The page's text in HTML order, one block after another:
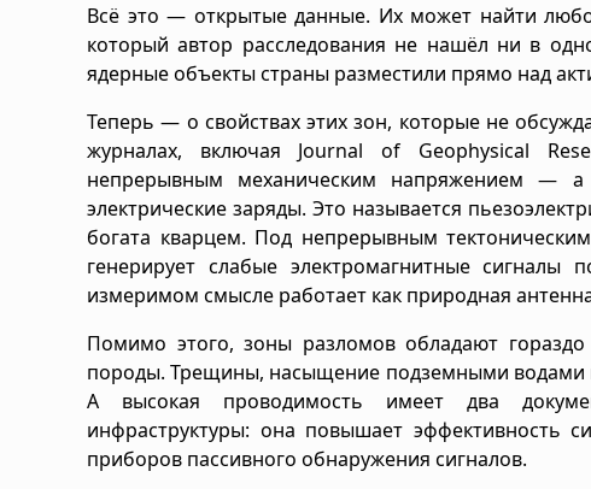
Всё это — открытые данные. Их может найти
который автор расследования не нашёл ни в
ядерные объекты страны разместили прямо над
Теперь — о свойствах этих зон, которые не
журналах, включая Journal of Geophysical
непрерывным механическим напряжением —
электрические заряды. Это называется
богата кварцем. Под непрерывным
генерирует слабые электромагнитные
измеримом смысле работает как природная
Помимо этого, зоны разломов обладают
породы. Трещины, насыщение подземными водами
А высокая проводимость имеет два
инфраструктуры: она повышает эффективность
приборов пассивного обнаружения сигналов.